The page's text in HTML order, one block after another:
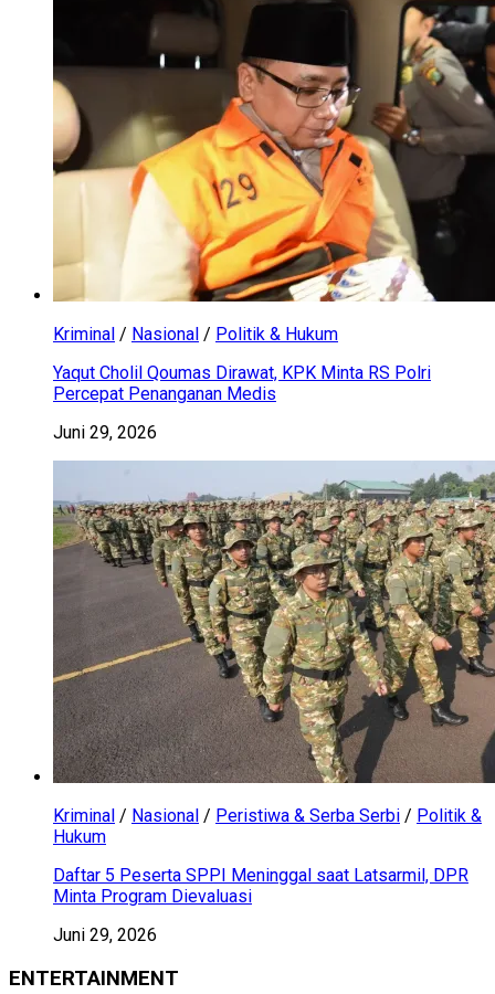
Kriminal / Nasional / Politik & Hukum
Yaqut Cholil Qoumas Dirawat, KPK Minta RS Polri
Percepat Penanganan Medis
Juni 29, 2026
Kriminal / Nasional / Peristiwa & Serba Serbi / Politik &
Hukum
Daftar 5 Peserta SPPI Meninggal saat Latsarmil, DPR
Minta Program Dievaluasi
Juni 29, 2026
ENTERTAINMENT